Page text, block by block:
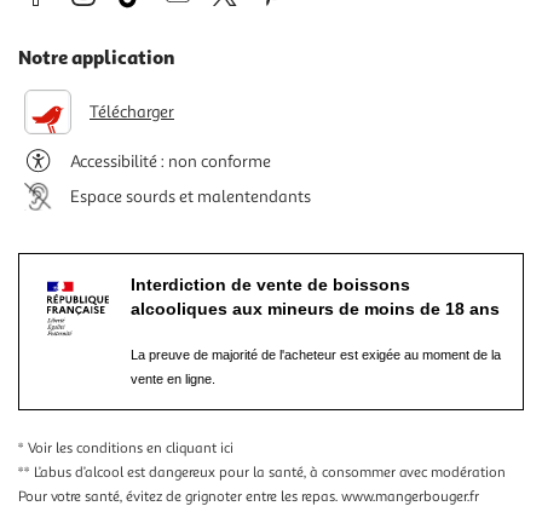
Notre application
Télécharger
Accessibilité : non conforme
Espace sourds et malentendants
Interdiction de vente de boissons
alcooliques aux mineurs de moins de 18 ans
La preuve de majorité de l'acheteur est exigée au moment de la
vente en ligne.
* Voir les conditions en cliquant ici
** L’abus d’alcool est dangereux pour la santé, à consommer avec modération
Pour votre santé, évitez de grignoter entre les repas. www.mangerbouger.fr